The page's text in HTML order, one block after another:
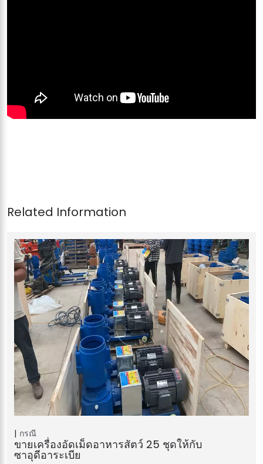
กรณี
ขายเครื่องอัดเม็ดอาหารสัตว์ 25 ชุดให้กับ
ซาอุดีอาระเบีย